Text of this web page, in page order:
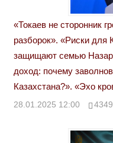
«Токаев не сторонник
разборок». «Риски для
защищают семью
доход: почему
Казахстана?». «Эхо
28.01.2025 12:00